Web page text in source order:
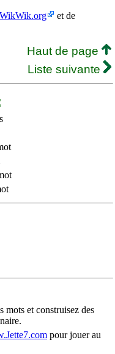
WikWik.org
et de
Haut de page
Liste suivante
mots et construisez des
pour jouer au